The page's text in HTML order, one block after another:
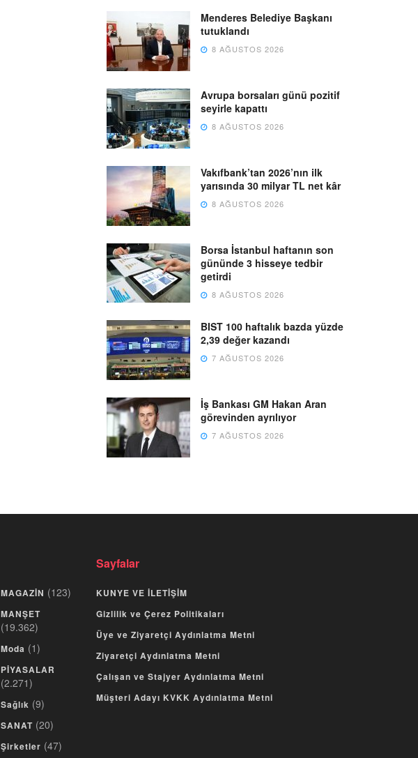
Menderes Belediye Başkanı
tutuklandı
8 AĞUSTOS 2026
Avrupa borsaları günü pozitif
seyirle kapattı
8 AĞUSTOS 2026
Vakıfbank’tan 2026’nın ilk
yarısında 30 milyar TL net kâr
8 AĞUSTOS 2026
Borsa İstanbul haftanın son
gününde 3 hisseye tedbir
getirdi
8 AĞUSTOS 2026
BIST 100 haftalık bazda yüzde
2,39 değer kazandı
7 AĞUSTOS 2026
İş Bankası GM Hakan Aran
görevinden ayrılıyor
7 AĞUSTOS 2026
MAGAZİN (123)
MANŞET
(19.362)
Moda (1)
PİYASALAR
(2.271)
Sağlık (9)
SANAT (20)
Şirketler (47)
Sayfalar
KUNYE VE İLETİŞİM
Gizlilik ve Çerez Politikaları
Üye ve Ziyaretçi Aydınlatma Metni
Ziyaretçi Aydınlatma Metni
Çalışan ve Stajyer Aydınlatma Metni
Müşteri Adayı KVKK Aydınlatma Metni